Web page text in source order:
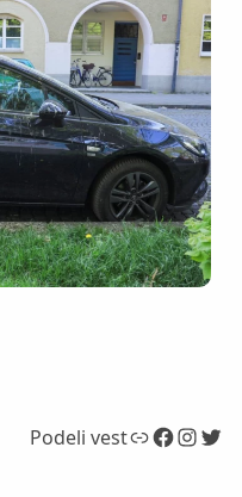
Podeli vestLink Facebook InstagramTwitter